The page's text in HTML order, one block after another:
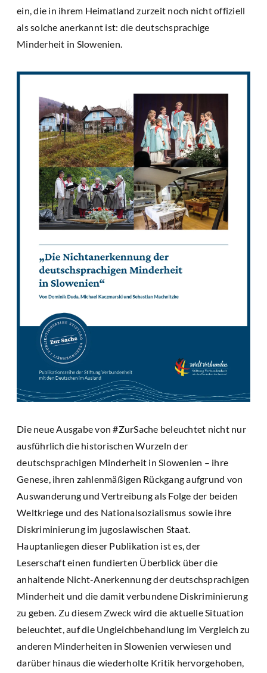
ein, die in ihrem Heimatland zurzeit noch nicht offiziell
als solche anerkannt ist: die deutschsprachige
Minderheit in Slowenien.
Die neue Ausgabe von #ZurSache beleuchtet nicht nur
ausführlich die historischen Wurzeln der
deutschsprachigen Minderheit in Slowenien – ihre
Genese, ihren zahlenmäßigen Rückgang aufgrund von
Auswanderung und Vertreibung als Folge der beiden
Weltkriege und des Nationalsozialismus sowie ihre
Diskriminierung im jugoslawischen Staat.
Hauptanliegen dieser Publikation ist es, der
Leserschaft einen fundierten Überblick über die
anhaltende Nicht-Anerkennung der deutschsprachigen
Minderheit und die damit verbundene Diskriminierung
zu geben. Zu diesem Zweck wird die aktuelle Situation
beleuchtet, auf die Ungleichbehandlung im Vergleich zu
anderen Minderheiten in Slowenien verwiesen und
darüber hinaus die wiederholte Kritik hervorgehoben,